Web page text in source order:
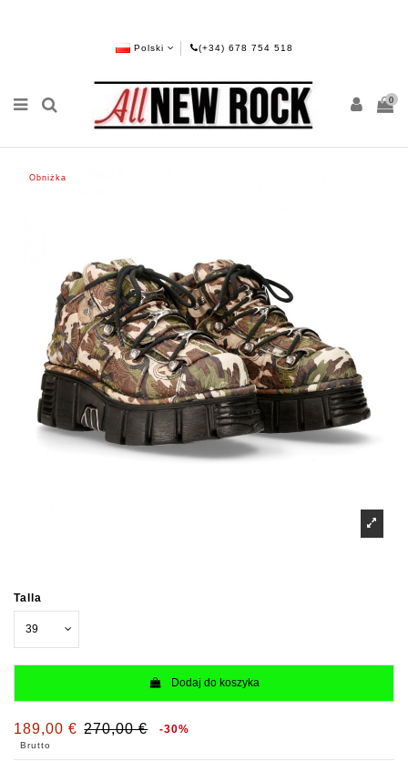
Polski (+34) 678 754 518
0
Obniżka
Talla
Dodaj do koszyka
189,00 € 270,00 € -30%
Brutto